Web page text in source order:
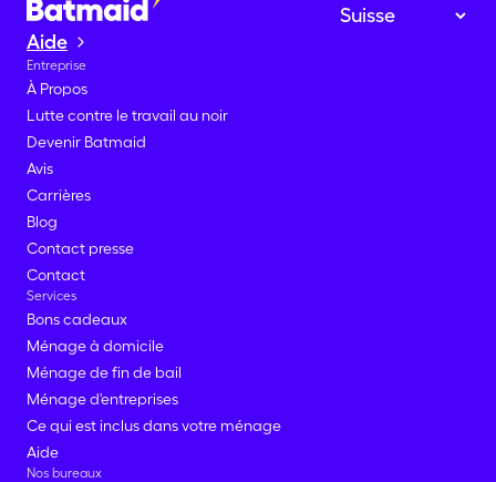
Aide
Entreprise
À Propos
Lutte contre le travail au noir
Devenir Batmaid
Avis
Carrières
Blog
Contact presse
Contact
Services
Bons cadeaux
Ménage à domicile
Ménage de fin de bail
Ménage d'entreprises
Ce qui est inclus dans votre ménage
Aide
Nos bureaux